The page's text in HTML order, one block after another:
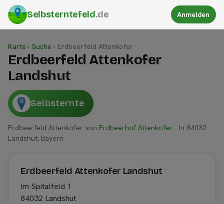
Selbsterntefeld.de Anmelden
Karte › Suche › Erdbeerfeld Attenkofer
Erdbeerfeld Attenkofer
Landshut
Selbsternte
Erdbeerfeld Attenkofer von Erdbeerhof Attenkofer · In 84032
Landshut, Bayern
Erdbeerfeld Attenkofer Landshut
Im Spitalfeld 1
84032 Landshut